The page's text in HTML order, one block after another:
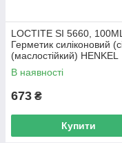
LOCTITE SI 5660, 100ML
Герметик силіконовий
(маслостійкий) HENKEL
2326228 UA62
В наявності
673 ₴
Купити